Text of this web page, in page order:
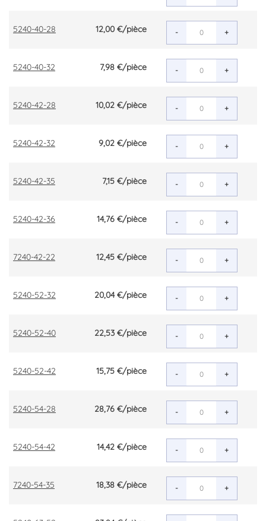
5240-40-28 12,00 €/pièce - +
5240-40-32 7,98 €/pièce - +
5240-42-28 10,02 €/pièce - +
5240-42-32 9,02 €/pièce - +
5240-42-35 7,15 €/pièce - +
5240-42-36 14,76 €/pièce - +
7240-42-22 12,45 €/pièce - +
5240-52-32 20,04 €/pièce - +
5240-52-40 22,53 €/pièce - +
5240-52-42 15,75 €/pièce - +
5240-54-28 28,76 €/pièce - +
5240-54-42 14,42 €/pièce - +
7240-54-35 18,38 €/pièce - +